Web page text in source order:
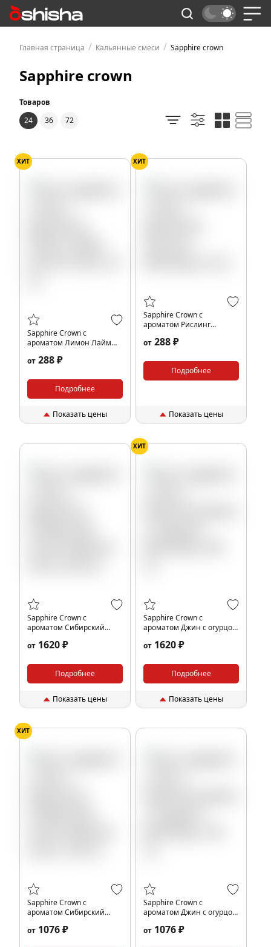
Главная страница / Кальянные смеси / Sapphire crown
Sapphire crown
Товаров
24
36 72
ХИТ
Sapphire Crown с
ароматом Лимон Лайм
от 288 ₽
Подробнее
Показать цены
ХИТ
Sapphire Crown с
ароматом Рислинг
от 288 ₽
Подробнее
Показать цены
Sapphire Crown с
ароматом Сибирский
гр.
от 1620 ₽
Подробнее
Показать цены
ХИТ
Sapphire Crown с
ароматом Джин с огурцом
от 1620 ₽
Подробнее
Показать цены
ХИТ
Sapphire Crown с
ароматом Сибирский
гр.
от 1076 ₽
Sapphire Crown с
ароматом Джин с огурцом
от 1076 ₽